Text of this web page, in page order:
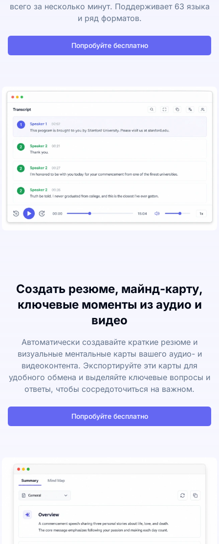
всего за несколько минут. Поддерживает 63 языка
и ряд форматов.
Попробуйте бесплатно
Создать резюме, майнд-карту,
ключевые моменты из аудио и
видео
Автоматически создавайте краткие резюме и
визуальные ментальные карты вашего аудио- и
видеоконтента. Экспортируйте эти карты для
удобного обмена и выделяйте ключевые вопросы и
ответы, чтобы сосредоточиться на важном.
Попробуйте бесплатно